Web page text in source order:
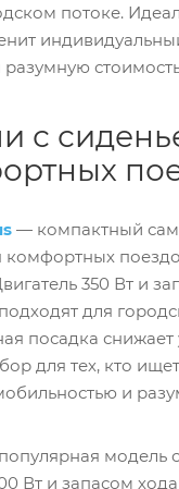
потоке.
с
— компактный
комфортных
350 Вт и
для
посадка снижает
для тех, кто
и
модель
Вт и запасом